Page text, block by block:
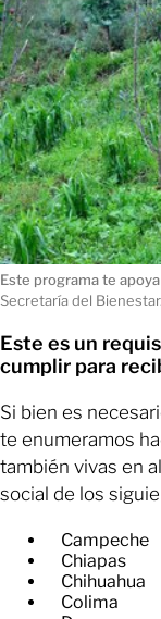
Este programa te
Secretaría del Bienestar.
Este es un
cumplir para
Si bien es
te enumeramos
también vivas en
social de los
Campeche
​Chiapas
​Chihuahua
​Colima